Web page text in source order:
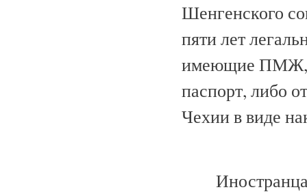
Шенгенского
пяти лет
имеющие ПМЖ,
паспорт, либо
Чехии в виде